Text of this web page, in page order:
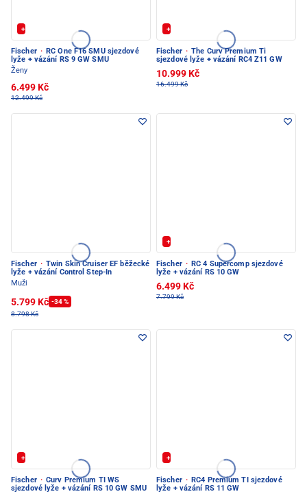
+ Extra Sleva 20%
Fischer · RC One F16 SMU sjezdové
lyže + vázání RS 9 GW SMU
Ženy
6.499 Kč
12.499 Kč
+ Extra Sleva 20%
Fischer · The Curv Premium Ti
sjezdové lyže + vázání RC4 Z11 GW
10.999 Kč
16.499 Kč
Fischer · Twin Skin Cruiser EF běžecké
lyže + vázání Control Step-In
Muži
5.799 Kč -34 %
8.798 Kč
+ Extra Sleva 20%
Fischer · RC 4 Supercomp sjezdové
lyže + vázání RS 10 GW
6.499 Kč
7.799 Kč
+ Extra Sleva 20%
Fischer · Curv Premium TI WS
sjezdové lyže + vázání RS 10 GW SMU
+ Extra Sleva 20%
Fischer · RC4 Premium TI sjezdové
lyže + vázání RS 11 GW